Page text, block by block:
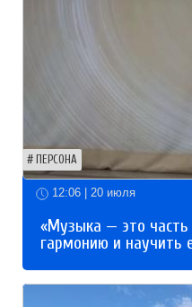
ПЕРСОНА
12:06 | 20 июля
«Музыка — это
гармонию и научить